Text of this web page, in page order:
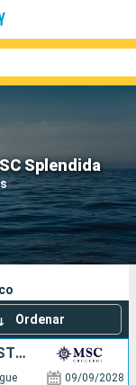
Splendida
Compañías
Ordenar
DINAMARCA, ALEMANIA, LITUANIA, ESTONIA, FINLANDIA, SUECIA
09/09/2028